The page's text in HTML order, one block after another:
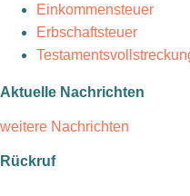
Einkommensteuer
Erbschaftsteuer
Aktuelle Nachrichten
weitere Nachrichten
Rückruf